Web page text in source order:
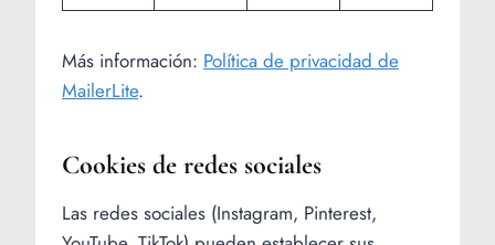
Más información: Política de privacidad de
MailerLite.
Cookies de redes sociales
Las redes sociales (Instagram, Pinterest,